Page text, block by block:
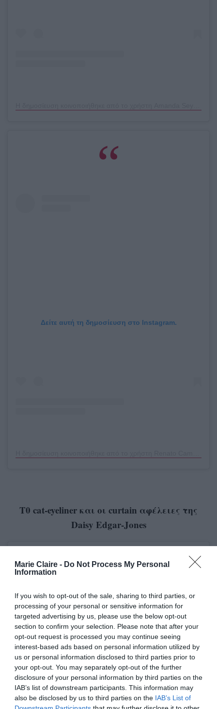
Marie Claire - Do Not Process My Personal
Information
If you wish to opt-out of the sale, sharing to third parties, or
processing of your personal or sensitive information for
targeted advertising by us, please use the below opt-out
section to confirm your selection. Please note that after your
opt-out request is processed you may continue seeing
interest-based ads based on personal information utilized by
us or personal information disclosed to third parties prior to
your opt-out. You may separately opt-out of the further
disclosure of your personal information by third parties on the
IAB’s list of downstream participants. This information may
also be disclosed by us to third parties on the IAB’s List of
Δείτε αυτή τη δημοσίευση στο Instagram.
Τ0 cat-eyeliner και οι curtain αφέλειες της
Daisy Edgar-Jones